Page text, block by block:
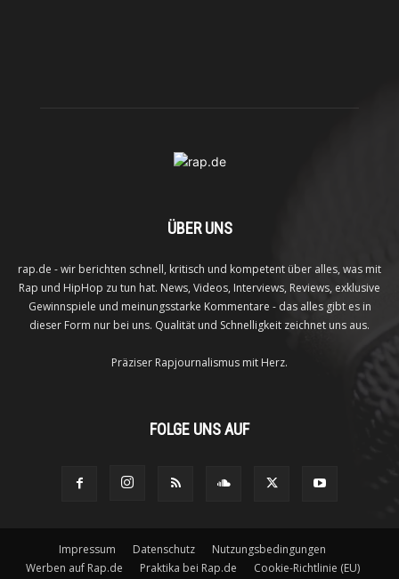
ÜBER UNS
rap.de - wir berichten schnell, kritisch und kompetent über alles, was mit
Rap und HipHop zu tun hat. News, Videos, Interviews, Reviews, exklusive
Gewinnspiele und meinungsstarke Kommentare - das alles gibt es in
dieser Form nur bei uns. Qualität und Schnelligkeit zeichnet uns aus.
Präziser Rapjournalismus mit Herz.
FOLGE UNS AUF
Impressum Datenschutz
Nutzungsbedingungen
Werben auf Rap.de
Praktika bei Rap.de
Cookie-Richtlinie (EU)